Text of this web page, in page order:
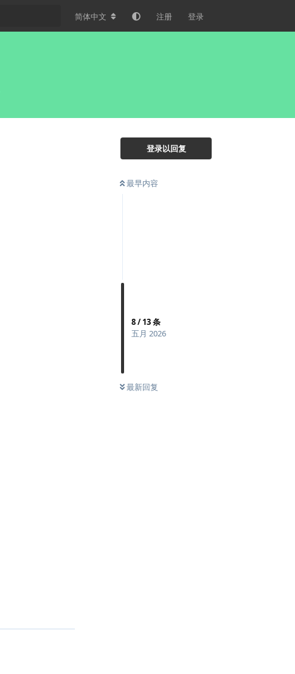
简体中文 注册 登录
登录以回复
最早内容
8/13条
五月 2026
最新回复